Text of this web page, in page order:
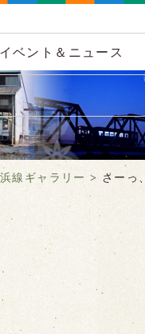
イベント＆ニュース
線ギャラリー > さーっ